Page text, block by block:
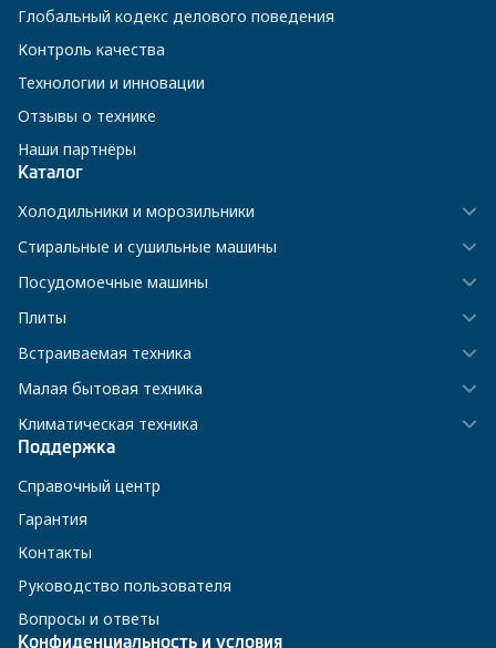
Глобальный кодекс делового поведения
Контроль качества
Технологии и инновации
Отзывы о технике
Наши партнёры
Каталог
Холодильники и морозильники
Стиральные и сушильные машины
Посудомоечные машины
Плиты
Встраиваемая техника
Малая бытовая техника
Климатическая техника
Поддержка
Справочный центр
Гарантия
Контакты
Руководство пользователя
Вопросы и ответы
Конфиденциальность и условия